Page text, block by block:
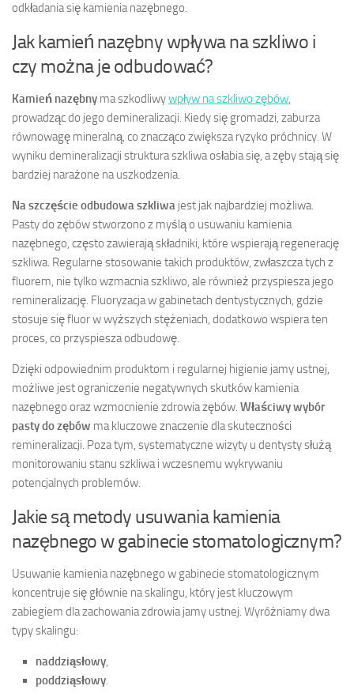
odkładania się kamienia nazębnego.
Jak kamień nazębny wpływa na szkliwo i
czy można je odbudować?
Kamień nazębny ma szkodliwywpływ na szkliwo zębów,
prowadząc do jego demineralizacji. Kiedy się gromadzi, zaburza
równowagę mineralną, co znacząco zwiększa ryzyko próchnicy. W
wyniku demineralizacji struktura szkliwa osłabia się, a zęby stają się
bardziej narażone na uszkodzenia.
Na szczęście odbudowa szkliwa jest jak najbardziej możliwa.
Pasty do zębów stworzono z myślą o usuwaniu kamienia
nazębnego, często zawierają składniki, które wspierają regenerację
szkliwa. Regularne stosowanie takich produktów, zwłaszcza tych z
fluorem, nie tylko wzmacnia szkliwo, ale również przyspiesza jego
remineralizację. Fluoryzacja w gabinetach dentystycznych, gdzie
stosuje się fluor w wyższych stężeniach, dodatkowo wspiera ten
proces, co przyspiesza odbudowę.
Dzięki odpowiednim produktom i regularnej higienie jamy ustnej,
możliwe jest ograniczenie negatywnych skutków kamienia
nazębnego oraz wzmocnienie zdrowia zębów. Właściwy wybór
pasty do zębów ma kluczowe znaczenie dla skuteczności
remineralizacji. Poza tym, systematyczne wizyty u dentysty służą
monitorowaniu stanu szkliwa i wczesnemu wykrywaniu
potencjalnych problemów.
Jakie są metody usuwania kamienia
nazębnego w gabinecie stomatologicznym?
Usuwanie kamienia nazębnego w gabinecie stomatologicznym
koncentruje się głównie na skalingu, który jest kluczowym
zabiegiem dla zachowania zdrowia jamy ustnej. Wyróżniamy dwa
typy skalingu:
naddziąsłowy,
poddziąsłowy.